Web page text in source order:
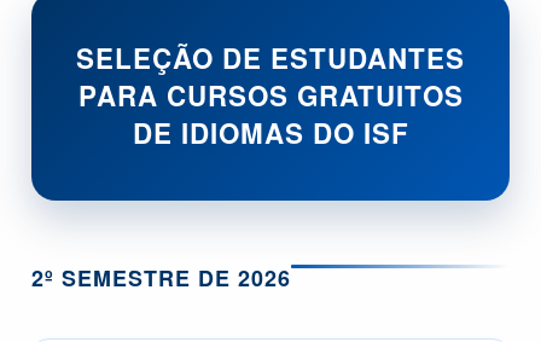
SELEÇÃO DE ESTUDANTES
PARA CURSOS GRATUITOS
DE IDIOMAS DO ISF
2º SEMESTRE DE 2026